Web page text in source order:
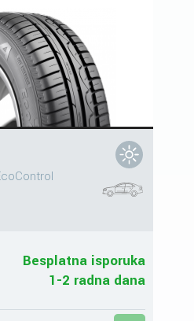
Besplatna isporuka
1-2 radna dana